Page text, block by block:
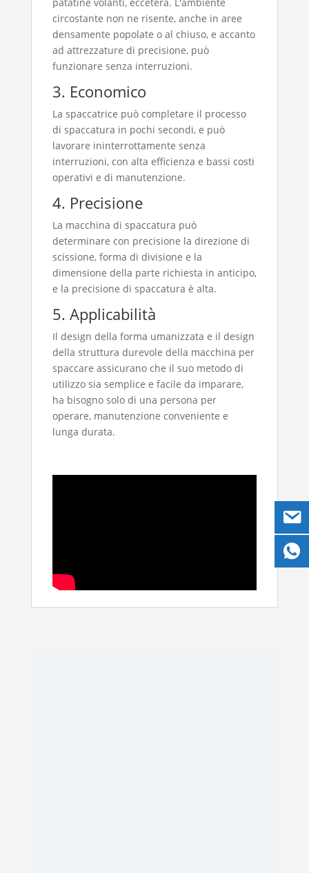
circostante non ne risente, anche in aree
densamente popolate o al chiuso, e accanto
ad attrezzature di precisione, può
funzionare senza interruzioni.
3. Economico
La spaccatrice può completare il processo
di spaccatura in pochi secondi, e può
lavorare ininterrottamente senza
interruzioni, con alta efficienza e bassi costi
operativi e di manutenzione.
4. Precisione
La macchina di spaccatura può
determinare con precisione la direzione di
scissione, forma di divisione e la
dimensione della parte richiesta in anticipo,
e la precisione di spaccatura è alta.
5. Applicabilità
Il design della forma umanizzata e il design
della struttura durevole della macchina per
spaccare assicurano che il suo metodo di
utilizzo sia semplice e facile da imparare,
ha bisogno solo di una persona per
operare, manutenzione conveniente e
lunga durata.